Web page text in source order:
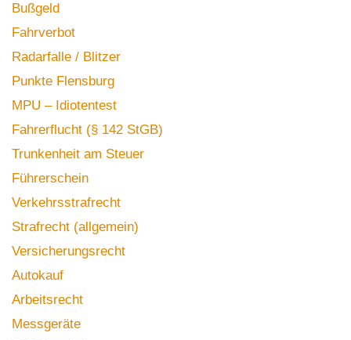
Bußgeld
Fahrverbot
Radarfalle / Blitzer
Punkte Flensburg
MPU – Idiotentest
Fahrerflucht (§ 142 StGB)
Trunkenheit am Steuer
Führerschein
Verkehrsstrafrecht
Strafrecht (allgemein)
Versicherungsrecht
Autokauf
Arbeitsrecht
Messgeräte